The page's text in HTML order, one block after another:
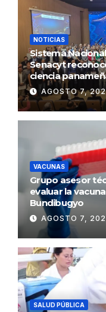
NOTICIAS
Sistema
Senacyt
ciencia
AGOSTO 7,
VACUNAS
Grupo asesor
evaluar la
Bundibugyo
AGOSTO 7,
SALUD PÚBLICA